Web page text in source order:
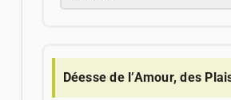
Déesse de l’Amour, des